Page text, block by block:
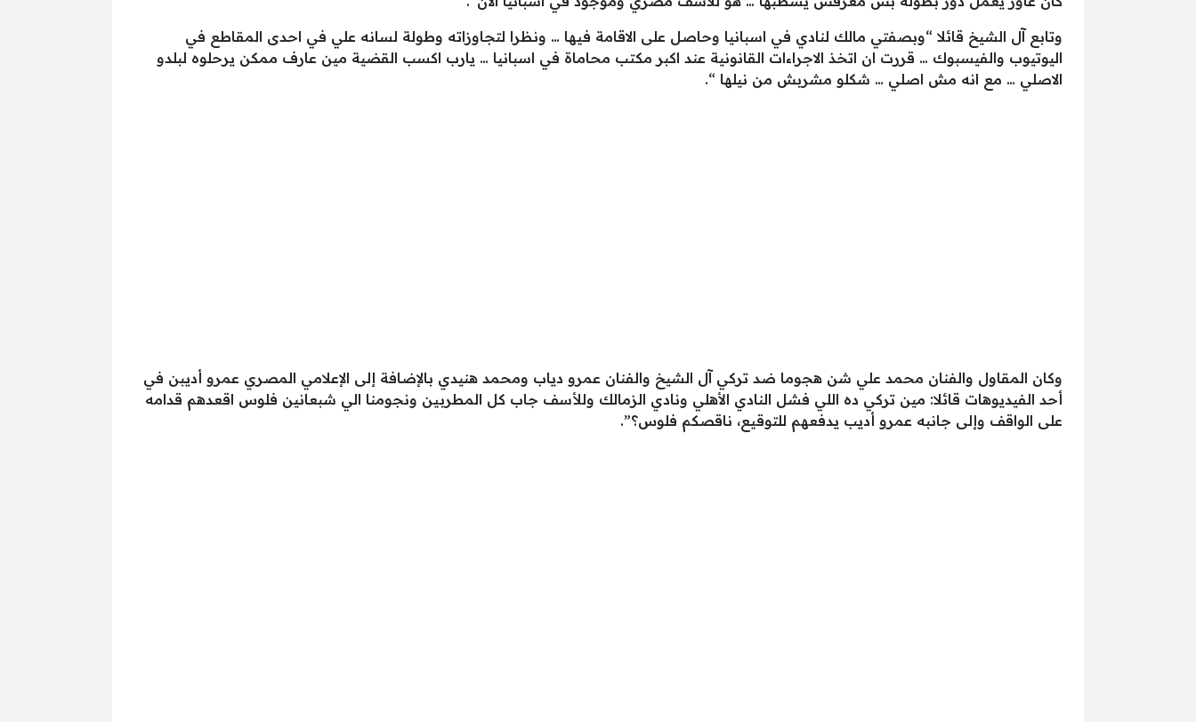
وتابع آل الشيخ قائلا “وبصفتي مالك لنادي في اسبانيا وحاصل على الاقامة فيها … ونظرا لتجاوزاته وطولة لسانه علي في احدى المقاطع في
اليوتيوب والفيسبوك … قررت ان اتخذ الاجراءات القانونية عند اكبر مكتب محاماة في اسبانيا … يارب اكسب القضية مين عارف ممكن يرحلوه لبلدو
الاصلي … مع انه مش اصلي … شكلو مشربش من نيلها “.
وكان المقاول والفنان محمد علي شن هجوما ضد تركي آل الشيخ والفنان عمرو دياب ومحمد هنيدي بالإضافة إلى الإعلامي المصري عمرو أديبن في
أحد الفيديوهات قائلا: مين تركي ده اللي فشل النادي الأهلي ونادي الزمالك وللأسف جاب كل المطربين ونجومنا الي شبعانين فلوس اقعدهم قدامه
على الواقف وإلى جانبه عمرو أديب يدفعهم للتوقيع، ناقصكم فلوس؟”.